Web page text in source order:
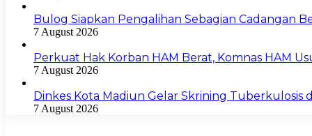
Bulog Siapkan Pengalihan Sebagian Cadangan
7 August 2026
Perkuat Hak Korban HAM Berat, Komnas HAM
7 August 2026
Dinkes Kota Madiun Gelar Skrining Tuberkulosis
7 August 2026